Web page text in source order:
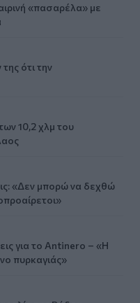
«πασαρέλα» με
ότι την
10,2 χλμ του
«Δεν μπορώ να δεχθώ
για το Antinero – «Η
πυρκαγιάς»